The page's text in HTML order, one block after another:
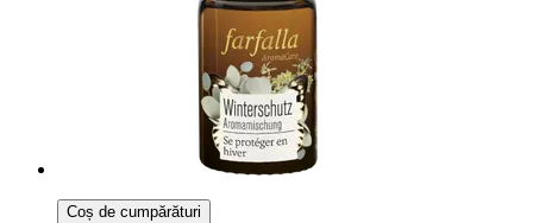
Coș de cumpărături